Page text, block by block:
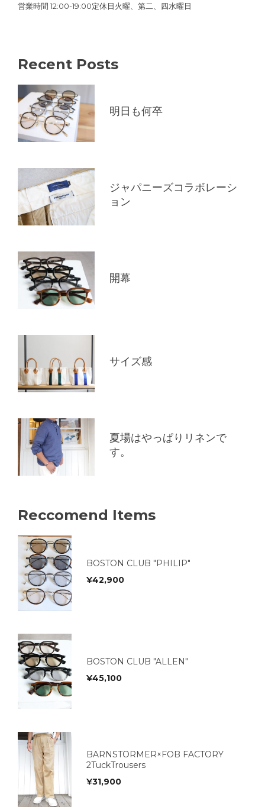
営業時間 12:00-19:00定休日火曜、第二、四水曜日
Recent Posts
明日も何卒
ジャパニーズコラボレーシ
ョン
開幕
サイズ感
夏場はやっぱりリネンで
す。
Reccomend Items
BOSTON CLUB "PHILIP"
¥42,900
BOSTON CLUB "ALLEN"
¥45,100
BARNSTORMER×FOB FACTORY
2TuckTrousers
¥31,900